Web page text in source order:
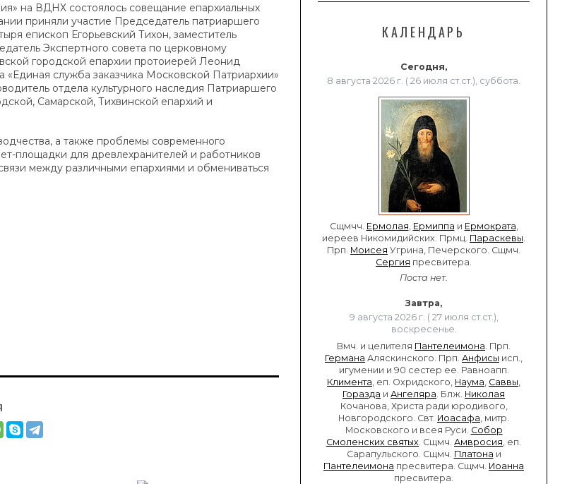
КАЛЕНДАРЬ
Сегодня,
8 августа 2026 г. ( 26 июля ст.ст.), суббота.
Сщмчч. Ермолая Ермиппа и Ермократа
иереев Никомидийских. Прмц. Параскевы
Прп. Моисея Угрина, Печерского. Сщмч.
Сергия пресвитера.
Поста нет.
Завтра,
9 августа 2026 г. ( 27 июля ст.ст.),
воскресенье.
Вмч. и целителя Пантелеимона . Прп.
Германа Аляскинского. Прп. Анфисы исп.,
игумении и 90 сестер ее. Равноапп.
Климента , еп. Охридского, Наума Саввы
Горазда и Ангеляра . Блж. Николая
Кочанова, Христа ради юродивого,
Новгородского. Свт. Иоасафа , митр.
Московского и всея Руси. Собор
Смоленских святых . Сщмч. Амвросия , еп.
Сарапульского. Сщмч. Платона и
Пантелеимона пресвитера. Сщмч. Иоанна
пресвитера.
на ВДНХ состоялось совещание епархиальных
приняли участие Председатель патриаршего
епископ Егорьевский Тихон, заместитель
Экспертного совета по церковному
городской епархии протоиерей Леонид
«Единая служба заказчика Московской Патриархии»
отдела культурного наследия Патриаршего
Самарской, Тихвинской епархий и
а также проблемы современного
площадки для древлехранителей и работников
между различными епархиями и обмениваться